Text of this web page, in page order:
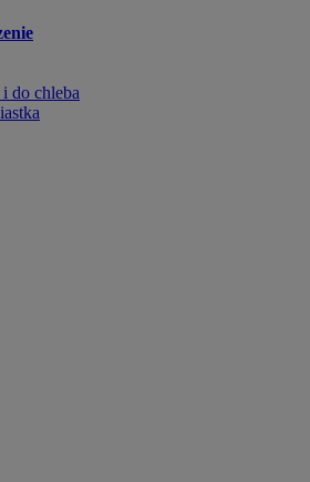
do chleba